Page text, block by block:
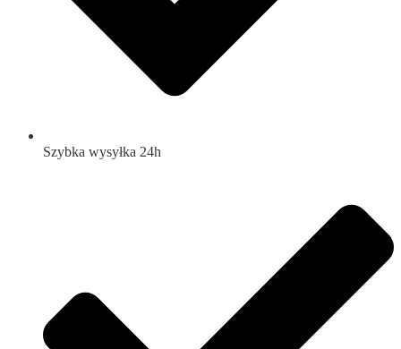
Szybka wysyłka 24h